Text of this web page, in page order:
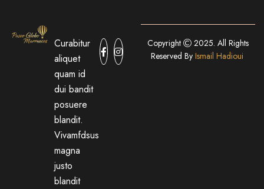
Curabitur
aliquet
quam id
dui bandit
posuere
blandit.
Vivamfdsus
magna
justo
blandit
Copyright
2025. All Rights
Reserved ByIsmail Hadioui